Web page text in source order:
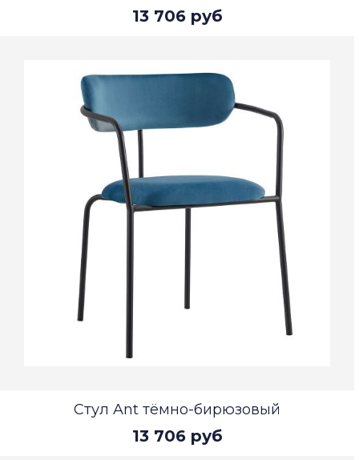
13 706 руб
Стул Ant тёмно-бирюзовый
13 706 руб